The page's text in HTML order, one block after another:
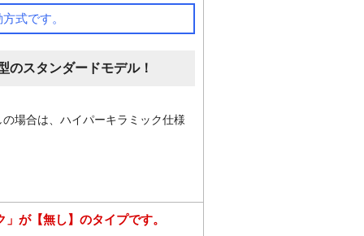
式です。
のスタンダードモデル！
場合は、ハイパーキラミック仕様
が【無し】のタイプです。